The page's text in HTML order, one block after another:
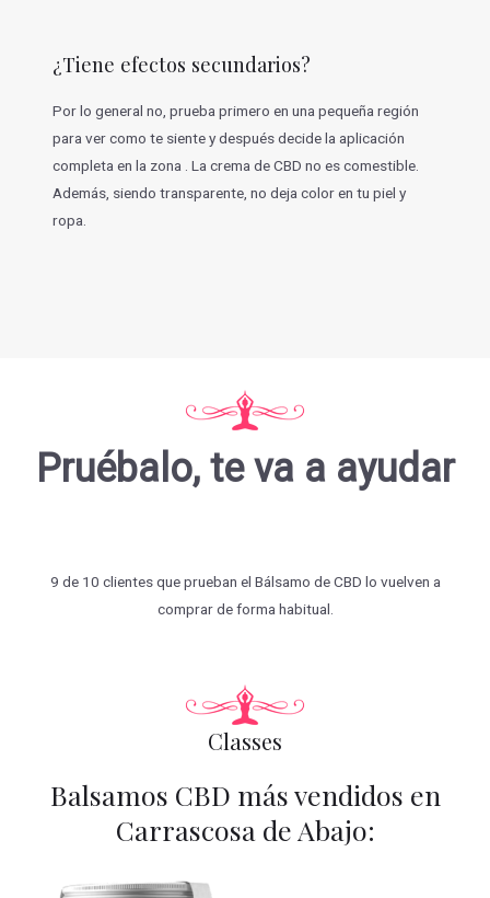
¿Tiene efectos secundarios?
Por lo general no, prueba primero en una pequeña región
para ver como te siente y después decide la aplicación
completa en la zona . La crema de CBD no es comestible.
Además, siendo transparente, no deja color en tu piel y
ropa.
Pruébalo, te va a ayudar
9 de 10 clientes que prueban el Bálsamo de CBD lo vuelven a
comprar de forma habitual.
Classes
Balsamos CBD más vendidos en
Carrascosa de Abajo: